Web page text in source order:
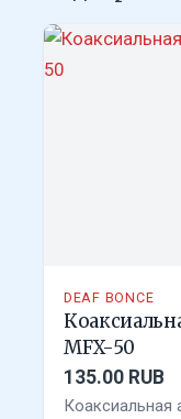
DEAF BONCE
MFX-50
135.00 RUB
Коаксиальная